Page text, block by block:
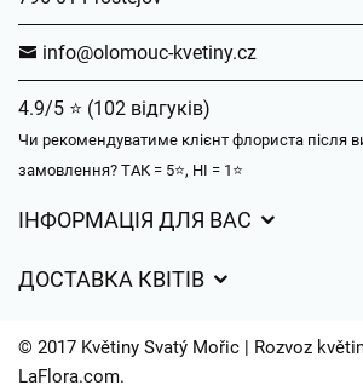
info@olomouc-kvetiny.cz
4.9/5 ⭐ (102 відгуків)
Чи рекомендуватиме клієнт флориста після
замовлення? ТАК = 5⭐, НІ = 1⭐
ІНФОРМАЦІЯ ДЛЯ ВАС
Захист персональних даних
Час доставки квітів – огляд
ДОСТАВКА КВІТІВ
Куди ми доставляємо квіти
© 2017 Květiny Svatý Mořic | Rozvoz
LaFlora.com.